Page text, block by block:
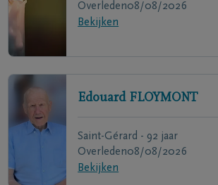
Overleden08/08/2026
Bekijken
Edouard FLOYMONT
Saint-Gérard - 92 jaar
Overleden08/08/2026
Bekijken